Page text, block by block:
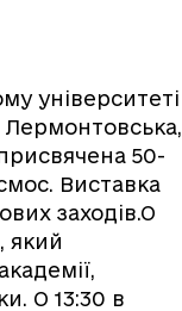
університеті
Лермонтовська,
50-
Виставка
заходів.О
який
О 13:30 в